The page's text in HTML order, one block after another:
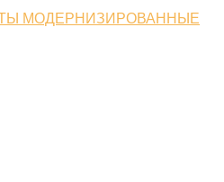
МОДЕРНИЗИРОВАННЫЕ